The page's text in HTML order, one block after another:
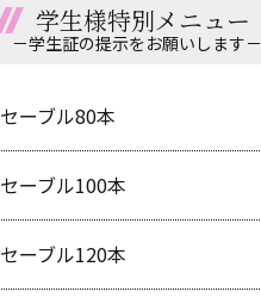
学生様特別メニュー
－学生証の提示をお願いします－
セーブル80本
セーブル100本
セーブル120本